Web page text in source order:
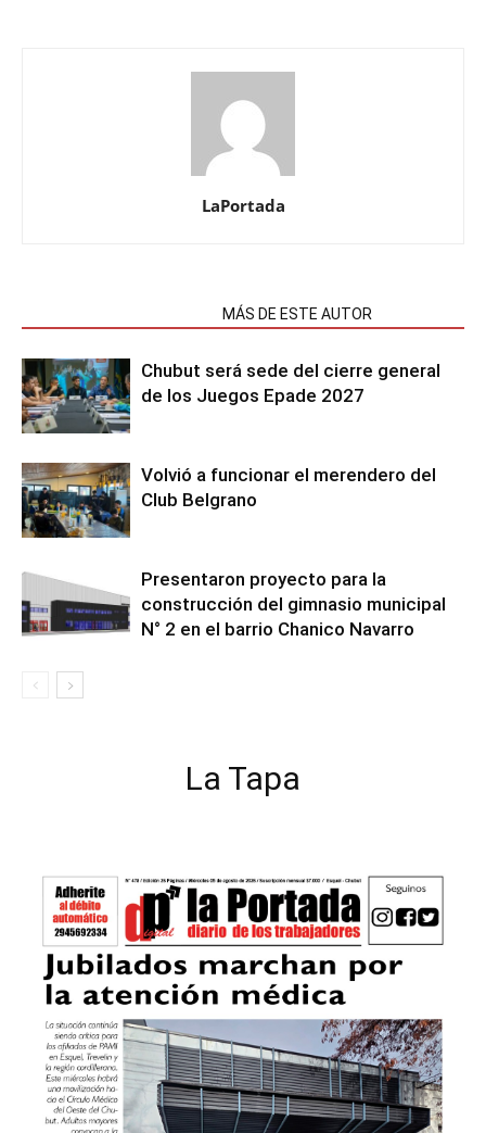
LaPortada
MÁS DE ESTE AUTOR
Chubut será sede del cierre general
de los Juegos Epade 2027
Volvió a funcionar el merendero del
Club Belgrano
Presentaron proyecto para la
construcción del gimnasio municipal
N° 2 en el barrio Chanico Navarro
La Tapa